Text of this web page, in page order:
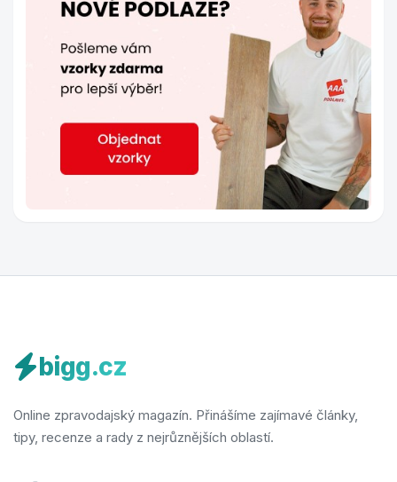
bigg.cz
Online zpravodajský magazín. Přinášíme zajímavé články,
tipy, recenze a rady z nejrůznějších oblastí.